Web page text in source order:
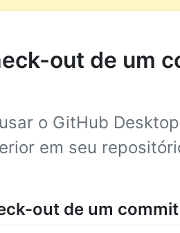
out de um
o GitHub
em seu
out de um commit